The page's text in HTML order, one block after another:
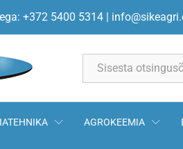
+372 5400 5314 |
AGROKEEMIA
tugiratas